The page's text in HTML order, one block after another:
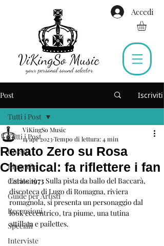
Accedi
Post Iscriviti
Tutti i Post
Gossip
Biografie
Curiosità
Guide per Artisti
Recensioni
Speciali
Interviste
Tutti i Post
Renato Zero su Rosa
Chemical: fa riflettere i fan
ViKingSo Music
14 apr 2023Tempo di lettura: 4 min
Estate 1973 Sulla pista da ballo del Baccarà,
discoteca di Lugo di Romagna, riviera
romagnola, si presenta un personaggio dal
look eccentrico, tra piume, una tutina
attillata e pailettes.